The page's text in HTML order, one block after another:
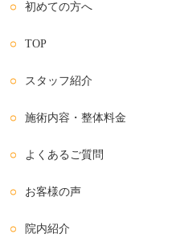
初めての方へ
TOP
スタッフ紹介
施術内容・整体料金
よくあるご質問
お客様の声
院内紹介